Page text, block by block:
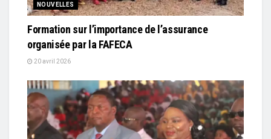
NOUVELLES
Formation sur l’importance de l’assurance
organisée par la FAFECA
20 avril 2026